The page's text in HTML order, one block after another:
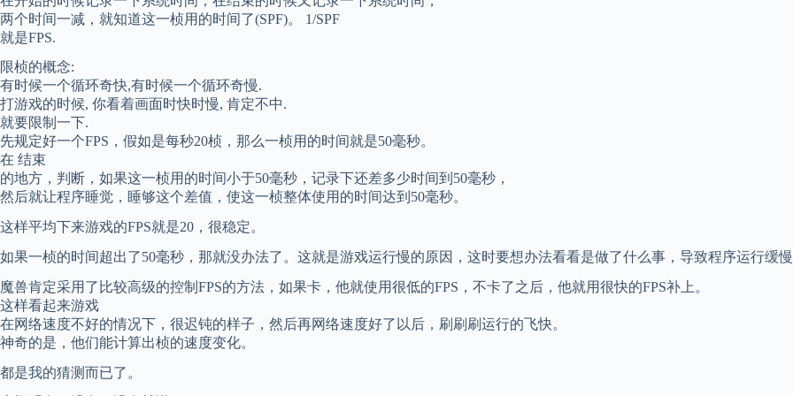
两个时间一减，就知道这一桢用的时间了(SPF)。 1/SPF
就是FPS.
限桢的概念:
有时候一个循环奇快,有时候一个循环奇慢.
打游戏的时候, 你看着画面时快时慢, 肯定不中.
就要限制一下.
先规定好一个FPS，假如是每秒20桢，那么一桢用的时间就是50毫秒。
在 结束
的地方，判断，如果这一桢用的时间小于50毫秒，记录下还差多少时间到50毫秒，
然后就让程序睡觉，睡够这个差值，使这一桢整体使用的时间达到50毫秒。
这样平均下来游戏的FPS就是20，很稳定。
如果一桢的时间超出了50毫秒，那就没办法了。这就是游戏运行慢的原因，这时要想办法看看是做了什么事，导致程序运行缓
魔兽肯定采用了比较高级的控制FPS的方法，如果卡，他就使用很低的FPS，不卡了之后，他就用很快的FPS补上。
这样看起来游戏
在网络速度不好的情况下，很迟钝的样子，然后再网络速度好了以后，刷刷刷运行的飞快。
神奇的是，他们能计算出桢的速度变化。
都是我的猜测而已了。